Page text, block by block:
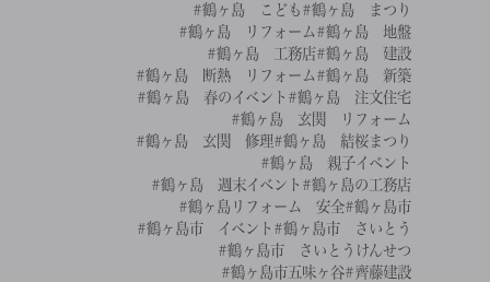
#鶴ヶ島 こども #鶴ヶ島 まつり
#鶴ヶ島 リフォーム #鶴ヶ島 地盤
#鶴ヶ島 工務店#鶴ヶ島 建設
#鶴ヶ島 断熱 リフォーム #鶴ヶ島 新築
#鶴ヶ島 春のイベント #鶴ヶ島 注文住宅
#鶴ヶ島 玄関 リフォーム
#鶴ヶ島 玄関 修理#鶴ヶ島 結桜まつり
#鶴ヶ島 親子イベント
#鶴ヶ島 週末イベント #鶴ヶ島の工務店
#鶴ヶ島リフォーム 安全#鶴ヶ島市
#鶴ヶ島市 イベント #鶴ヶ島市 さいとう
#鶴ヶ島市 さいとうけんせつ
#鶴ヶ島市五味ヶ谷#齊藤建設